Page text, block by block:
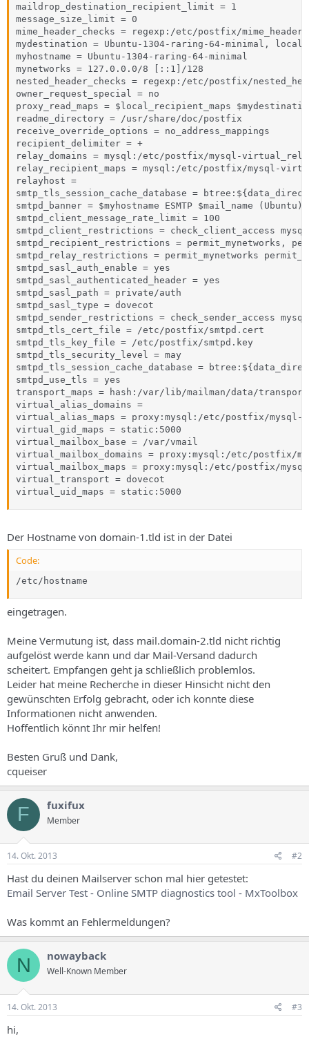
maildrop_destination_recipient_limit = 1
message_size_limit = 0
mime_header_checks = regexp:/etc/postfix/
mydestination = Ubuntu-1304-raring-64-minimal,
myhostname = Ubuntu-1304-raring-64-minimal
mynetworks = 127.0.0.0/8 [::1]/128
nested_header_checks = regexp:/etc/postfix/
owner_request_special = no
proxy_read_maps = $local_recipient_maps
readme_directory = /usr/share/doc/postfix
receive_override_options = no_address_mappings
recipient_delimiter = +
relay_domains = mysql:/etc/postfix/mysql-
relay_recipient_maps = mysql:/etc/postfix/mysql-
relayhost =
smtp_tls_session_cache_database =
smtpd_banner = $myhostname ESMTP $mail_name (Ubuntu)
smtpd_client_message_rate_limit = 100
smtpd_client_restrictions = check_client_access
smtpd_recipient_restrictions = permit_mynetworks,
smtpd_relay_restrictions = permit_mynetworks
smtpd_sasl_auth_enable = yes
smtpd_sasl_authenticated_header = yes
smtpd_sasl_path = private/auth
smtpd_sasl_type = dovecot
smtpd_sender_restrictions = check_sender_access
smtpd_tls_cert_file = /etc/postfix/smtpd.cert
smtpd_tls_key_file = /etc/postfix/smtpd.key
smtpd_tls_security_level = may
smtpd_tls_session_cache_database =
smtpd_use_tls = yes
transport_maps = hash:/var/lib/mailman/data/
virtual_alias_domains =
virtual_alias_maps = proxy:mysql:/etc/postfix/
virtual_gid_maps = static:5000
virtual_mailbox_base = /var/vmail
virtual_mailbox_domains = proxy:mysql:/etc/postfix/
virtual_mailbox_maps = proxy:mysql:/etc/postfix/
virtual_transport = dovecot
virtual_uid_maps = static:5000
Der Hostname von domain-1.tld ist in der Datei
Code:
/etc/hostname
eingetragen.
Meine Vermutung ist, dass mail.domain-2.tld nicht richtig
aufgelöst werde kann und dar Mail-Versand dadurch
scheitert. Empfangen geht ja schließlich problemlos.
Leider hat meine Recherche in dieser Hinsicht nicht den
gewünschten Erfolg gebracht, oder ich konnte diese
Informationen nicht anwenden.
Hoffentlich könnt Ihr mir helfen!
Besten Gruß und Dank,
cqueiser
F fuxifux
Member
14. Okt. 2013 #2
Hast du deinen Mailserver schon mal hier getestet:
Email Server Test - Online SMTP diagnostics tool - MxToolbox
Was kommt an Fehlermeldungen?
N nowayback
Well-Known Member
14. Okt. 2013 #3
hi,